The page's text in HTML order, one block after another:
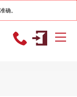
确。